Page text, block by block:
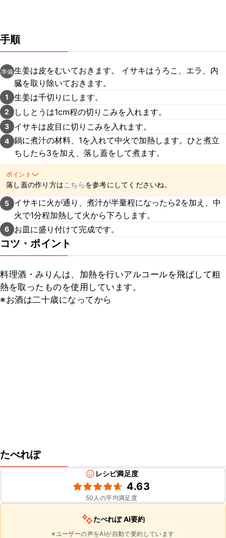
手順
準備生姜は皮をむいておきます。 イサキはうろこ、エラ、内
臓を取り除いておきます。
1 生姜は千切りにします。
2 ししとうは1cm程の切りこみを入れます。
3 イサキは皮目に切りこみを入れます。
4 鍋に煮汁の材料、1を入れて中火で加熱します。ひと煮立
ちしたら3を加え、落し蓋をして煮ます。
ポイント
落し蓋の作り方はこちらを参考にしてくださいね。
5
イサキに火が通り、煮汁が半量程になったら2を加え、中
火で1分程加熱して火から下ろします。
6 お皿に盛り付けて完成です。
コツ・ポイント
料理酒・みりんは、加熱を行いアルコールを飛ばして粗
熱を取ったものを使用しています。
※お酒は二十歳になってから
たべれぽ
レシピ満足度
4.63
50 人の平均満足度
たべれぽ AI要約
※ユーザーの声をAIが自動で要約しています